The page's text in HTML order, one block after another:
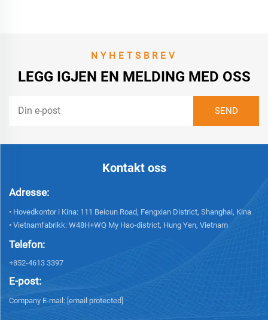
NYHETSBREV
LEGG IGJEN EN MELDING MED OSS
Kontakt oss
Adresse:
• Hovedkontor i Kina: 111 Beicun Road, Fengxian District, Shanghai, Kina
• Vietnamfabrikk: W48H+WQ My Hao-district, Hung Yen, Vietnam
Telefon:
+852-4613 3397
E-post:
Company E-mail: [email protected]